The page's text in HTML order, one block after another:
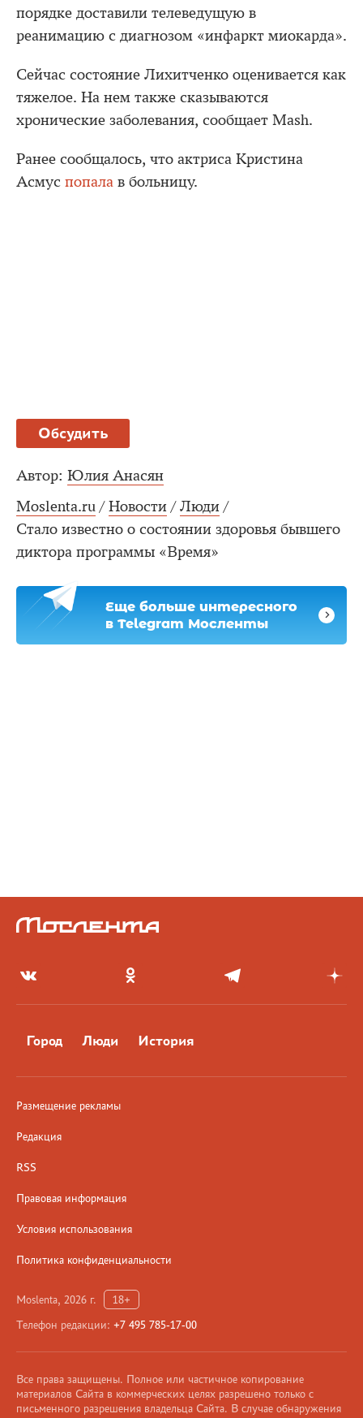
порядке доставили телеведущую в
реанимацию с диагнозом «инфаркт миокарда».
Сейчас состояние Лихитченко оценивается как
тяжелое. На нем также сказываются
хронические заболевания, сообщает Mash.
Ранее сообщалось, что актриса Кристина
Асмус попала в больницу.
Обсудить
Автор: Юлия Анасян
Moslenta.ru / Новости / Люди /
Стало известно о состоянии здоровья бывшего
диктора программы «Время»
Еще больше интересного
в Telegram Мосленты
Город Люди История
Размещение рекламы
Редакция
RSS
Правовая информация
Условия использования
Политика конфиденциальности
Moslenta, 2026 г.
18+
Телефон редакции: +7 495 785-17-00
Все права защищены. Полное или частичное копирование
материалов Сайта в коммерческих целях разрешено только с
письменного разрешения владельца Сайта. В случае обнаружения